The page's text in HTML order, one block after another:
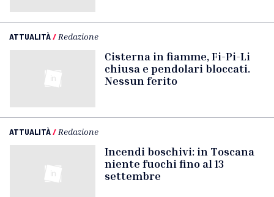
ATTUALITÀ/ Redazione
Cisterna in fiamme, Fi-Pi-Li
chiusa e pendolari bloccati.
Nessun ferito
ATTUALITÀ/ Redazione
Incendi boschivi: in Toscana
niente fuochi fino al 13
settembre